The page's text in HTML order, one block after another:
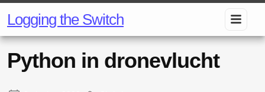
Logging the Switch
Python in dronevlucht